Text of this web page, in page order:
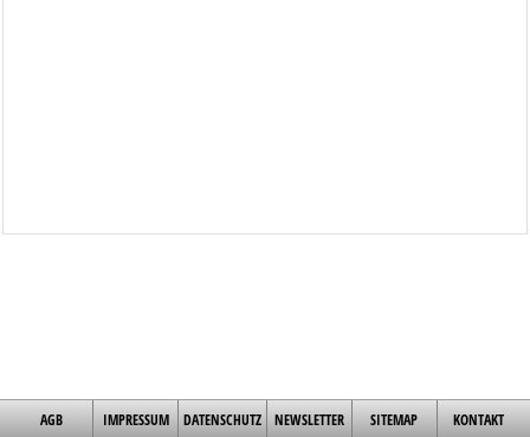
AGB IMPRESSUM DATENSCHUTZ NEWSLETTER SITEMAP KONTAKT